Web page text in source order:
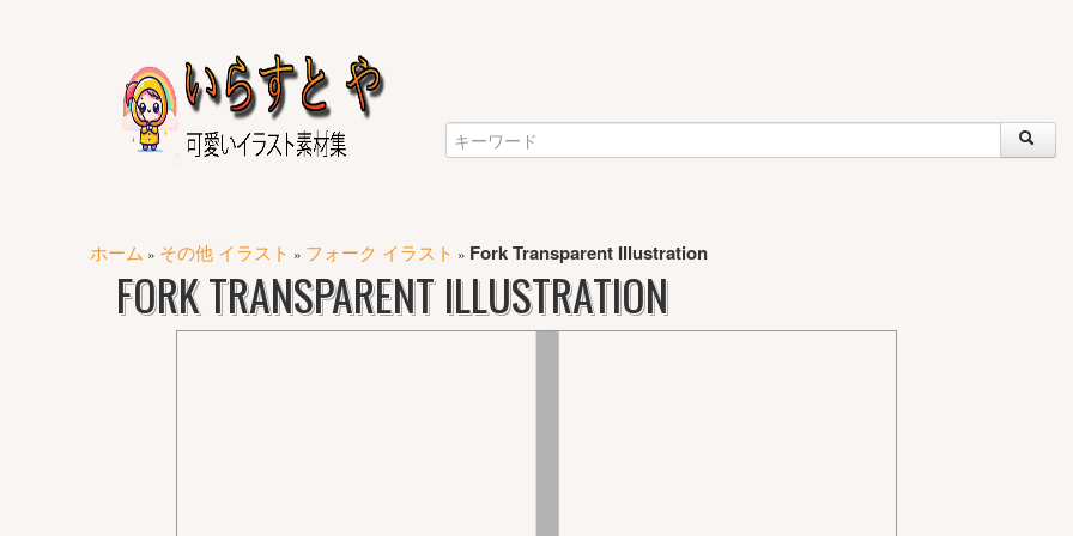
ホーム » その他 イラスト » フォーク イラスト » Fork Transparent Illustration
FORK TRANSPARENT ILLUSTRATION